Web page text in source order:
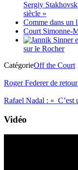
Sergiy
siècle »
Comme dans un
Court Simonne-
sur le Rocher
CatégorieOff the Court
Roger Federer de
Rafael Nadal : « C’est
Vidéo